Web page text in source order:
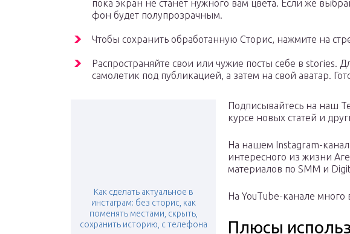
пока экран не станет нужного вам цвета. Если же
фон будет полупрозрачным.
Чтобы сохранить обработанную Сторис, нажмите на
Распространяйте свои или чужие посты себе в stories.
самолетик под публикацией, а затем на свой аватар.
Как сделать актуальное в
инстаграм: без сторис, как
поменять местами, скрыть,
сохранить историю, с телефона
Подписывайтесь на наш
курсе новых статей и
На нашем Instagram-
интересного из жизни
материалов по SMM и
На YouTube-канале
Плюсы